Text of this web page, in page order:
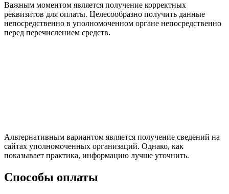
Важным моментом является получение корректных
реквизитов для оплаты. Целесообразно получить данные
непосредственно в уполномоченном органе непосредственно
перед перечислением средств.
Альтернативным вариантом является получение сведений на
сайтах уполномоченных организаций. Однако, как
показывает практика, информацию лучше уточнить.
Способы оплаты